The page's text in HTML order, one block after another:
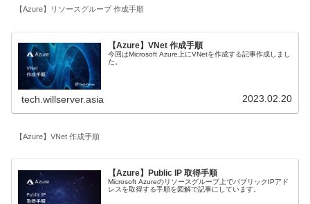
【Azure】リソースグループ 作成手順
【Azure】VNet 作成手順
今回はMicrosoft Azure上にVNetを作成する記事作成しまし
た。
tech.willserver.asia 2023.02.20
【Azure】VNet 作成手順
【Azure】Public IP 取得手順
Microsoft Azureのリソースグループ上でパブリックIPアド
レスを取得する手順を図解で記事にしています。